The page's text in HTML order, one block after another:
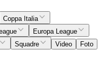
Coppa Italia
Europa League
Squadre Video
Foto